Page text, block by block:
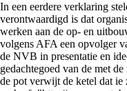
In een eerdere verklaring
verontwaardigd is dat
werken aan de op- en
volgens AFA een opvolger
de NVB in presentatie en
gedachtegoed van de met
de pot verwijt de ketel dat ie